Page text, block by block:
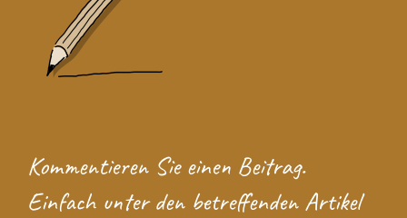
Kommentieren Sie einen Beitrag.
Einfach unter den betreffenden Artikel